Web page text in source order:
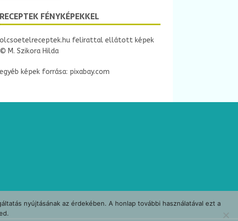
n
d
y
RECEPTEK FÉNYKÉPEKKEL
olcsoetelreceptek.hu felirattal ellátott képek
© M. Szikora Hilda
egyéb képek forrása: pixabay.com
nyújtásának az érdekében. A honlap további használatával ezt a